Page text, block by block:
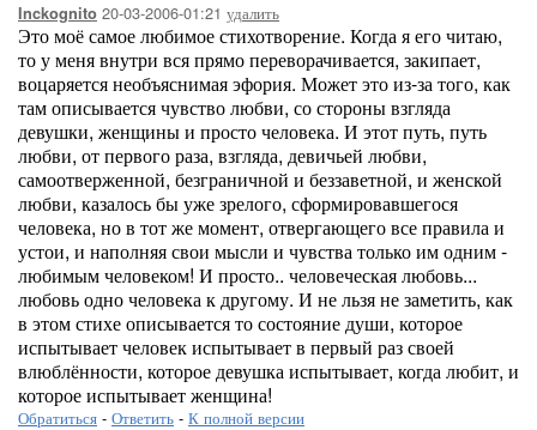
Inckognito 20-03-2006-01:21 удалить
Это моё самое любимое стихотворение. Когда я его читаю,
то у меня внутри вся прямо переворачивается, закипает,
воцаряется необъяснимая эфория. Может это из-за того, как
там описывается чувство любви, со стороны взгляда
девушки, женщины и просто человека. И этот путь, путь
любви, от первого раза, взгляда, девичьей любви,
самоотверженной, безграничной и беззаветной, и женской
любви, казалось бы уже зрелого, сформировавшегося
человека, но в тот же момент, отвергающего все правила и
устои, и наполняя свои мысли и чувства только им одним -
любимым человеком! И просто.. человеческая любовь...
любовь одно человека к другому. И не льзя не заметить, как
в этом стихе описывается то состояние души, которое
испытывает человек испытывает в первый раз своей
влюблённости, которое девушка испытывает, когда любит, и
которое испытывает женщина!
Обратиться - Ответить - К полной версии